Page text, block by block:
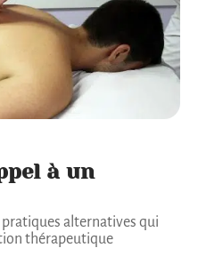
à un
pratiques alternatives qui
thérapeutique